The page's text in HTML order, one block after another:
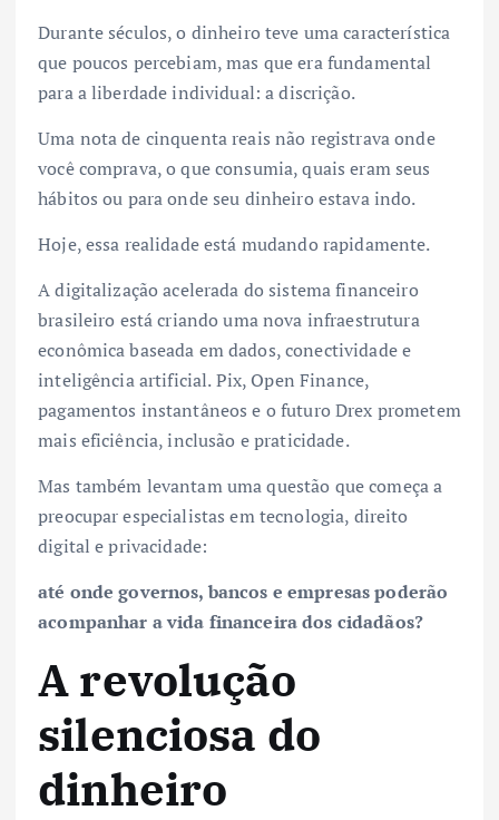
Durante séculos, o dinheiro teve uma característica
que poucos percebiam, mas que era fundamental
para a liberdade individual: a discrição.
Uma nota de cinquenta reais não registrava onde
você comprava, o que consumia, quais eram seus
hábitos ou para onde seu dinheiro estava indo.
Hoje, essa realidade está mudando rapidamente.
A digitalização acelerada do sistema financeiro
brasileiro está criando uma nova infraestrutura
econômica baseada em dados, conectividade e
inteligência artificial. Pix, Open Finance,
pagamentos instantâneos e o futuro Drex prometem
mais eficiência, inclusão e praticidade.
Mas também levantam uma questão que começa a
preocupar especialistas em tecnologia, direito
digital e privacidade:
até onde governos, bancos e empresas poderão
acompanhar a vida financeira dos cidadãos?
A revolução
silenciosa do
dinheiro